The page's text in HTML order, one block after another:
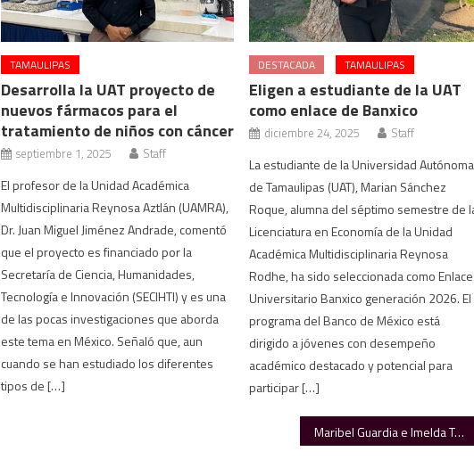
TAMAULIPAS
Desarrolla la UAT proyecto de
nuevos fármacos para el
tratamiento de niños con cáncer
septiembre 1, 2025 Staff
El profesor de la Unidad Académica
Multidisciplinaria Reynosa Aztlán (UAMRA),
Dr. Juan Miguel Jiménez Andrade, comentó
que el proyecto es financiado por la
Secretaría de Ciencia, Humanidades,
Tecnología e Innovación (SECIHTI) y es una
de las pocas investigaciones que aborda
este tema en México. Señaló que, aun
cuando se han estudiado los diferentes
tipos de […]
DESTACADA TAMAULIPAS
Eligen a estudiante de la UAT
como enlace de Banxico
diciembre 24, 2025 Staff
La estudiante de la Universidad Autónoma
de Tamaulipas (UAT), Marian Sánchez
Roque, alumna del séptimo semestre de
Licenciatura en Economía de la Unidad
Académica Multidisciplinaria Reynosa
Rodhe, ha sido seleccionada como Enlace
Universitario Banxico generación 2026. El
programa del Banco de México está
dirigido a jóvenes con desempeño
académico destacado y potencial para
participar […]
Maribel Guardia e Imelda Tuñón se enfrentan en juzgados por herencia de Julián Figueroa